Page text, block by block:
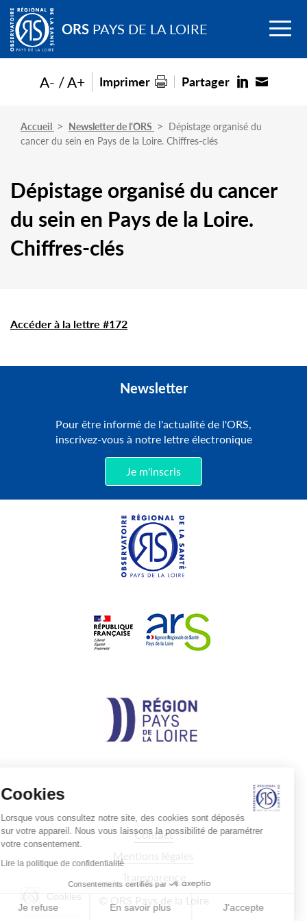
Go to
main
content ORS PAYS DE LA LOIRE Menu
Accueil Newsletter de l'ORS
Dépistage organisé du
cancer du sein en Pays de la Loire. Chiffres-clés
Dépistage organisé du cancer
du sein en Pays de la Loire.
Chiffres-clés
A- A+ Imprimer Partager
Accéder à la lettre #172
Newsletter
Pour être informé de l'actualité de l'ORS,
inscrivez-vous à notre lettre électronique
Je m'inscris
Pied
de
Contact
Mentions légales
Transparence
© ORS Pays de la Loire
Cookies
Lorsque vous consultez notre site, des cookies sont déposés
sur votre appareil. Nous vous laissons la possibilité de paramétrer
votre consentement.
Lire la politique de confidentialité
Consentements certifiés par
Je refuse En savoir plus J'accepte
Cookies